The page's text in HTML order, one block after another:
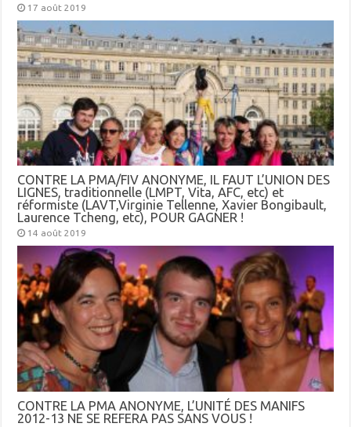
17 août 2019
CONTRE LA PMA/FIV ANONYME, IL FAUT L’UNION DES
LIGNES, traditionnelle (LMPT, Vita, AFC, etc) et
réformiste (LAVT,Virginie Tellenne, Xavier Bongibault,
Laurence Tcheng, etc), POUR GAGNER !
14 août 2019
CONTRE LA PMA ANONYME, L’UNITÉ DES MANIFS
2012-13 NE SE REFERA PAS SANS VOUS !